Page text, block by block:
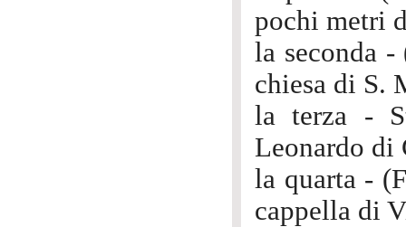
pochi metri
la seconda
chiesa di S.
la terza -
Leonardo di
la quarta -
cappella di